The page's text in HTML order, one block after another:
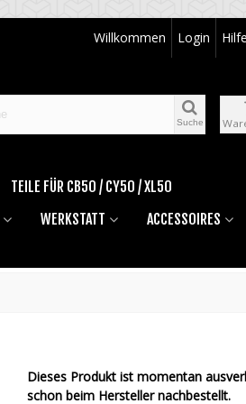
Willkommen Login Hilfe
Suche
TEILE FÜR CB50 / CY50 / XL50
WERKSTATT ACCESSOIRES
Dieses Produkt ist momentan
schon beim Hersteller nachbestellt.